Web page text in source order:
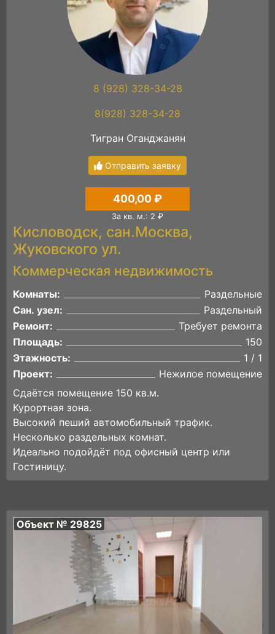
8 (928) 328-34-28
8(928) 328-34-28
Тигран Оганджанян
Отправить заявку
400,00 ₽
За кв. м.: 2 ₽
Кисловодск, сан.Москва,
Жуковского ул.
Коммерческая недвижимость
Комнаты:
Раздельные
Сан. узел:
Раздельный
Ремонт:
Требует ремонта
Площадь:
150
Этажность:
1 / 1
Проект:
Нежилое помещение
Сдаётся помещение 150 кв.м.
Курортная зона.
Высокий пеший автомобильный трафик.
Несколько раздельных комнат.
Идеально подойдёт под офисный центр или
Гостиницу.
Объект № 29825